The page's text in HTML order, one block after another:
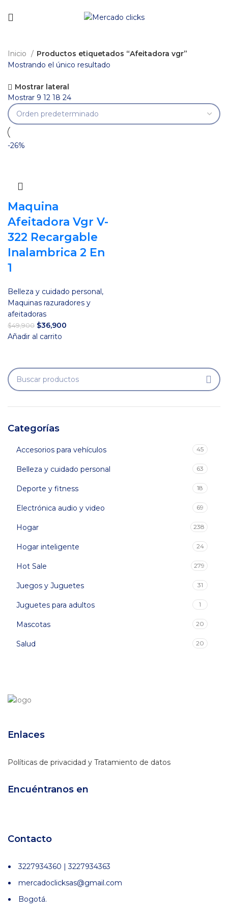
Categorías
Accesorios para vehículos 45
Belleza y cuidado personal 63
Deporte y fitness 18
Electrónica audio y video 69
Hogar 238
Hogar inteligente 24
Hot Sale 279
Juegos y Juguetes 31
Juguetes para adultos 1
Mascotas 20
Salud 20
Inicio
Productos etiquetados “Afeitadora vgr”
Mostrando el único resultado
Mostrar lateral
Mostrar 9 12 18 24
-26%
Maquina
Afeitadora Vgr V-
322 Recargable
Inalambrica 2 En
1
Belleza y cuidado personal,
Maquinas razuradores y
afeitadoras
$49,900 El
precio
$49,900.
$36,900
$36,900.
Añadir al carrito
Enlaces
Políticas de privacidad y Tratamiento de datos
Encuéntranos en
Contacto
3227934360 | 3227934363
mercadoclicksas@gmail.com
Bogotá.